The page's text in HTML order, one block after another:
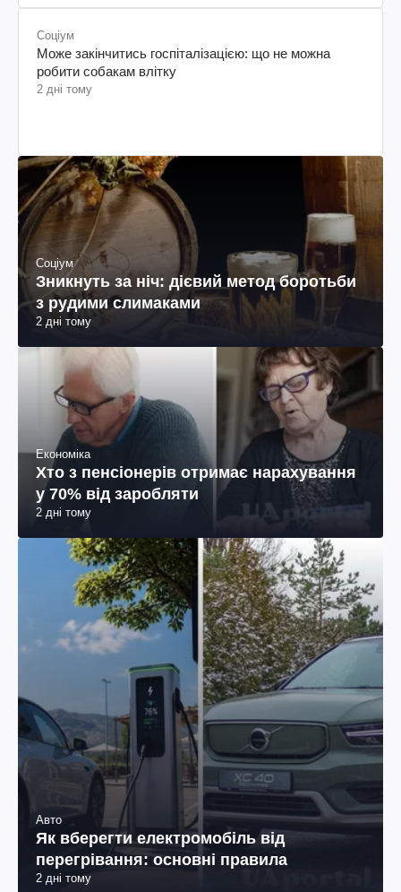
Соціум
Може закінчитись госпіталізацією: що не можна
робити собакам влітку
2 дні тому
Соціум
Зникнуть за ніч: дієвий метод боротьби
з рудими слимаками
2 дні тому
Економіка
Хто з пенсіонерів отримає нарахування
у 70% від заробляти
2 дні тому
Авто
Як вберегти електромобіль від
перегрівання: основні правила
2 дні тому